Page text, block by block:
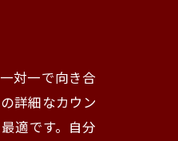
対一で向き合
詳細なカウン
適です。自分